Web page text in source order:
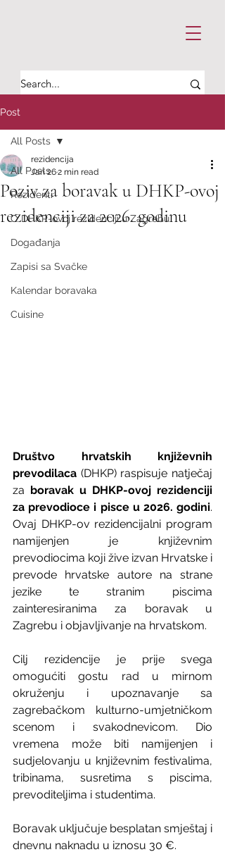
Post
All Posts
Rezidenti
O DHKP-ovoj rezidenciji u Zagrebu
Događanja
Zapisi sa Svačke
Kalendar boravaka
Cuisine
All Posts
Poziv za boravak u DHKP-ovoj
rezidenciji za 2026. godinu
rezidencija
Jan 262 min read
Društvo hrvatskih književnih
prevodilaca (DHKP) raspisuje natječaj
za boravak u DHKP-ovoj rezidenciji
za prevodioce i pisce u 2026. godini.
Ovaj DHKP-ov rezidencijalni program
namijenjen je književnim
prevodiocima koji žive izvan Hrvatske i
prevode hrvatske autore na strane
jezike te stranim piscima
zainteresiranima za boravak u
Zagrebu i objavljivanje na hrvatskom.
Cilj rezidencije je prije svega
omogućiti gostu rad u mirnom
okruženju i upoznavanje sa
zagrebačkom kulturno-umjetničkom
scenom i svakodnevicom. Dio
vremena može biti namijenjen i
sudjelovanju u književnim festivalima,
tribinama, susretima s piscima,
prevoditeljima i studentima.
Boravak uključuje besplatan smještaj i
dnevnu naknadu u iznosu 30 €.